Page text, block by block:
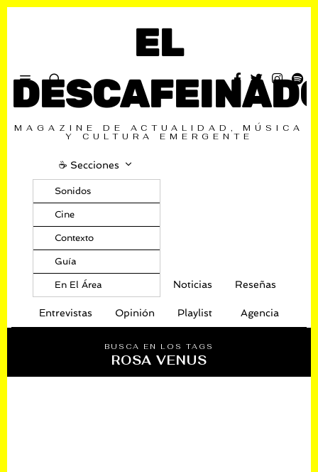
EL
MAGAZINE DE ACTUALIDAD, MÚSICA
Y CULTURA EMERGENTE
☕️ Secciones
Sonidos
Cine
Contexto
Guía
En El Área Noticias Reseñas
Entrevistas Opinión Playlist Agencia
BUSCA EN LOS TAGS
ROSA VENUS